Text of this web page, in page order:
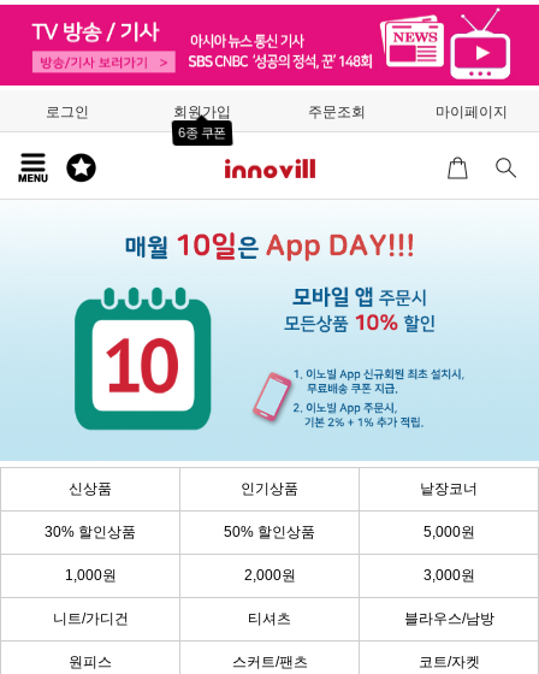
로그인 회원가입
6종 쿠폰
주문조회 마이페이지
신상품 인기상품 낱장코너
30% 할인상품 50% 할인상품 5,000원
1,000원 2,000원 3,000원
니트/가디건 티셔츠 블라우스/남방
원피스 스커트/팬츠 코트/자켓